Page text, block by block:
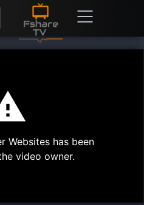
Play
Websites has been
video owner.